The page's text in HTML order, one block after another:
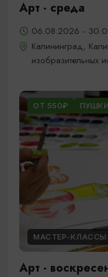
Арт - среда
06.08.2026 -
Калининград,
изобразительных
ОТ 550₽
МАСТЕР-КЛАССЫ
Арт -